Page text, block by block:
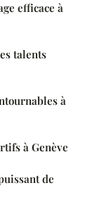
efficace à
talents
à
à Genève
de